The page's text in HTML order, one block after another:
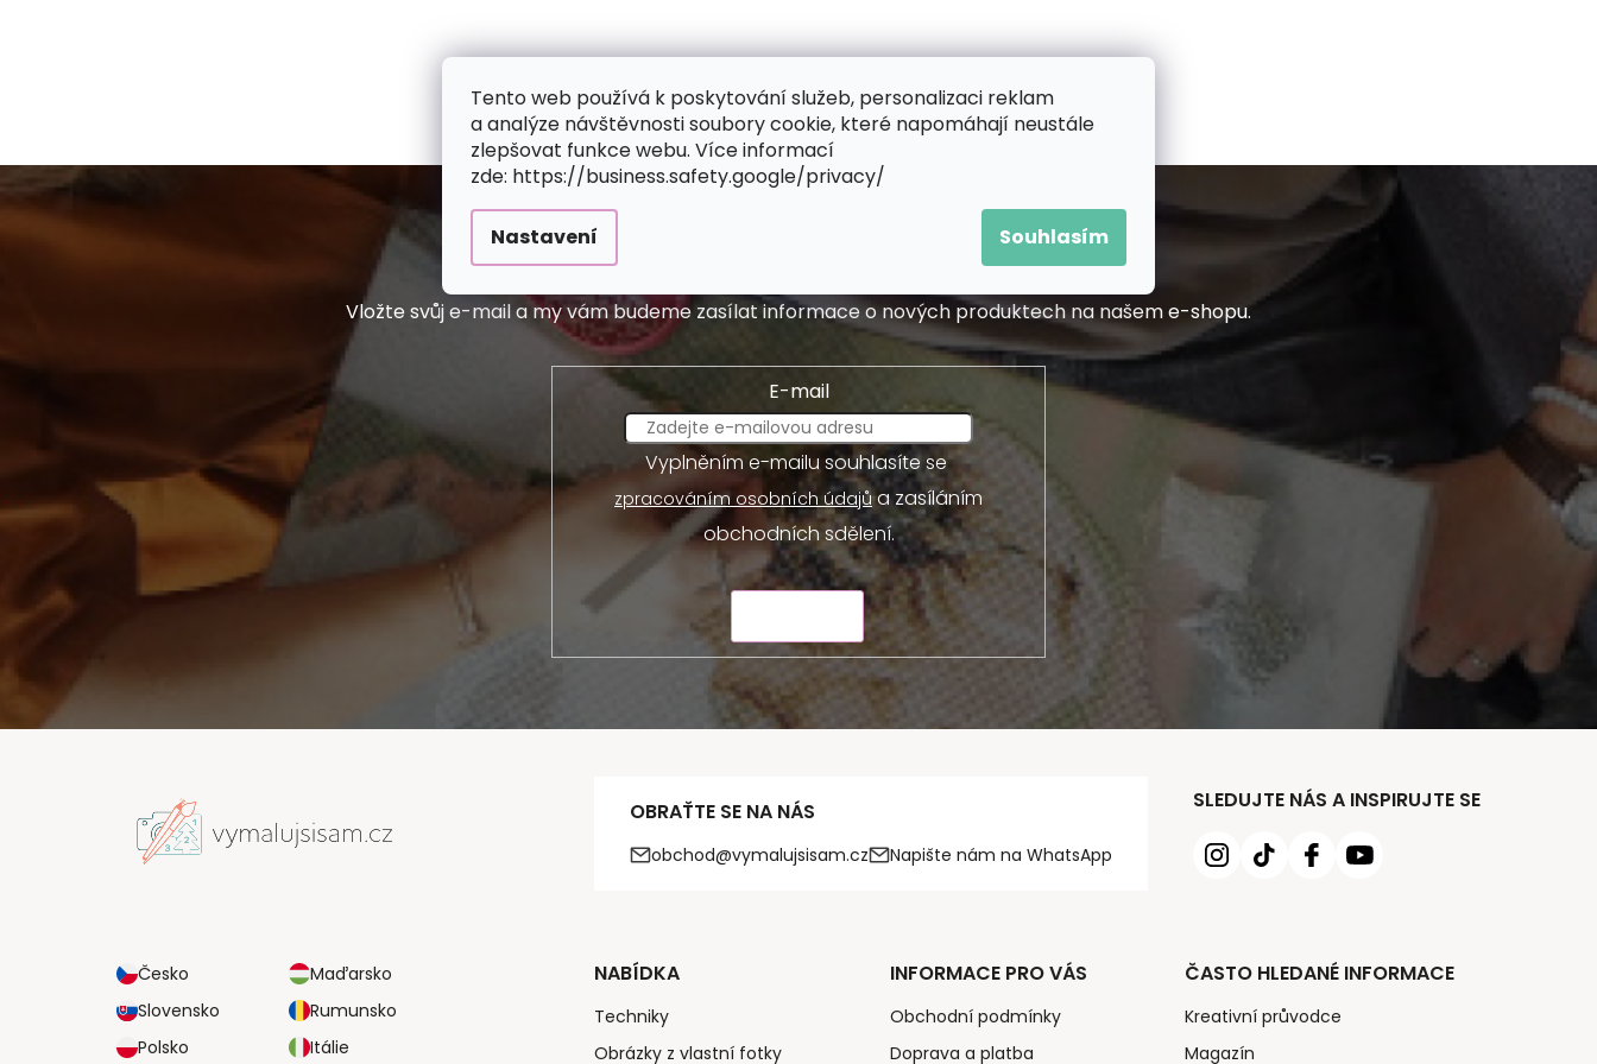
Tento web používá k poskytování služeb, personalizaci reklam
a analýze návštěvnosti soubory cookie, které napomáhají neustále
zlepšovat funkce webu. Více informací
zde: https://business.safety.google/privacy/
Nastavení Souhlasím
Vložte svůj e-mail a my vám budeme zasílat informace o nových produktech na našem e-shopu.
E-mail
Vyplněním e-mailu souhlasíte se
zpracováním osobních údajůa zasíláním
obchodních sdělení.
OBRAŤTE SE NA NÁS
obchod@vymalujsisam.cz Napište nám na WhatsApp
SLEDUJTE NÁS A INSPIRUJTE SE
Česko
Maďarsko
Slovensko
Rumunsko
Polsko
Itálie
NABÍDKA
Techniky
Obrázky z vlastní fotky
INFORMACE PRO VÁS
Obchodní podmínky
Doprava a platba
ČASTO HLEDANÉ INFORMACE
Kreativní průvodce
Magazín